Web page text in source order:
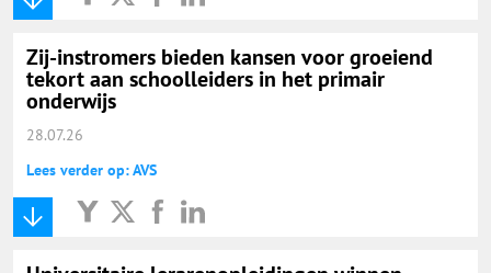
Zij-instromers bieden kansen voor groeiend
tekort aan schoolleiders in het primair
onderwijs
28.07.26
Lees verder op: AVS